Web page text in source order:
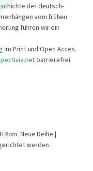
der deutsch-
vom frühen
führen wir ein
im Print und Open Acces.
barrierefrei
Neue Reihe |
werden.